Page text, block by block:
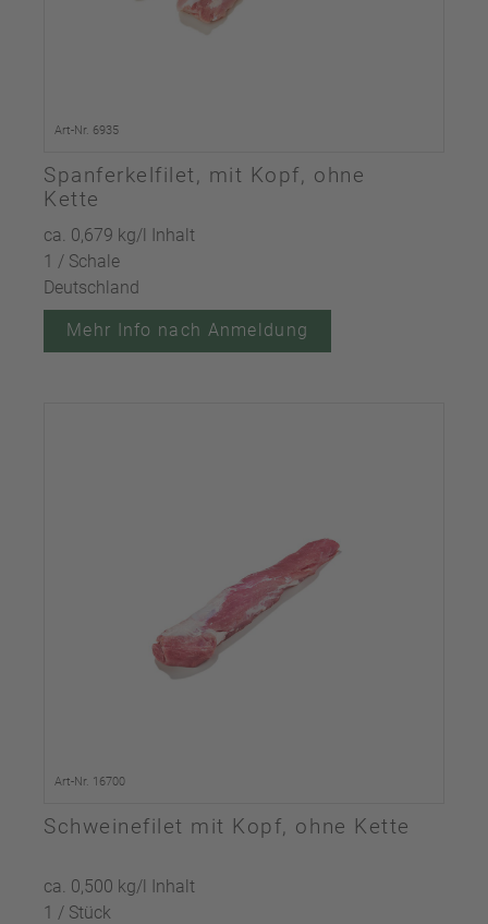
Art-Nr. 6935
Spanferkelfilet, mit Kopf, ohne
Kette
ca. 0,679 kg/l Inhalt
1 / Schale
Deutschland
Mehr Info nach Anmeldung
Art-Nr. 16700
Schweinefilet mit Kopf, ohne Kette
ca. 0,500 kg/l Inhalt
1 / Stück